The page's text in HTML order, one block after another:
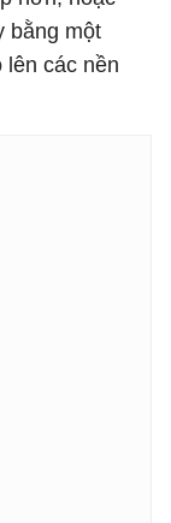
bằng một
các nền